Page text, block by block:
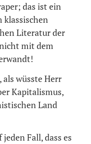
das ist ein
klassischen
Literatur der
mit dem
wüsste Herr
Kapitalismus,
Land
Fall, dass es